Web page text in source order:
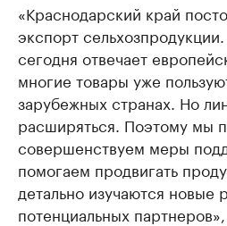
«Краснодарский край
экспорт
сегодня отвечает
многие товары уже
зарубежных странах. Но
расширяться. Поэтому мы
совершенствуем меры
помогаем продвигать
детально изучаются новые
потенциальных